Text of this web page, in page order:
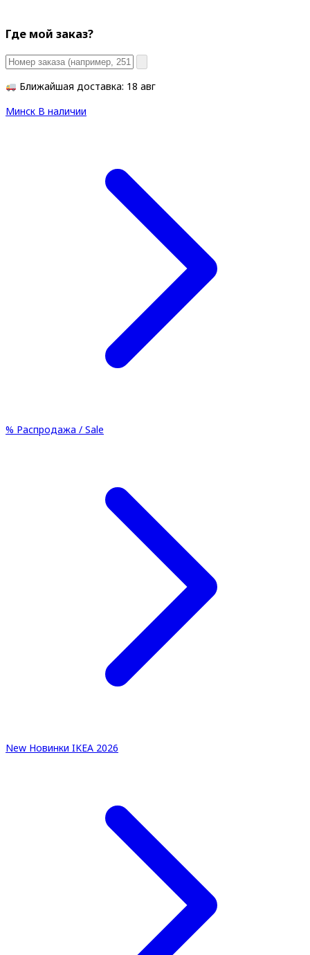
Где мой заказ?
Ближайшая доставка: 18 авг
Минск В наличии
% Распродажа / Sale
New Новинки IKEA 2026